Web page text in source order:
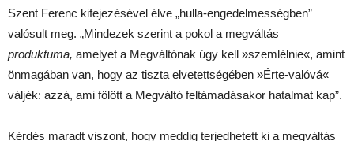
Szent Ferenc kifejezésével élve „hulla-engedelmességben”
valósult meg. „Mindezek szerint a pokol a megváltás
produktuma, amelyet a Megváltónak úgy kell »szemlélnie«, amint
önmagában van, hogy az tiszta elvetettségében »Érte-valóvá«
váljék: azzá, ami fölött a Megváltó feltámadásakor hatalmat kap”.
Kérdés maradt viszont, hogy meddig terjedhetett ki a megváltás